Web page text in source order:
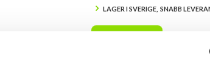
LAGER I SVERIGE, SNABB